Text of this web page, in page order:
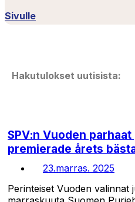
Sivulle
Hakutulokset uutisista:
SPV:n Vuoden
premierade årets
23.marras. 2025
Perinteiset Vuoden valinnat